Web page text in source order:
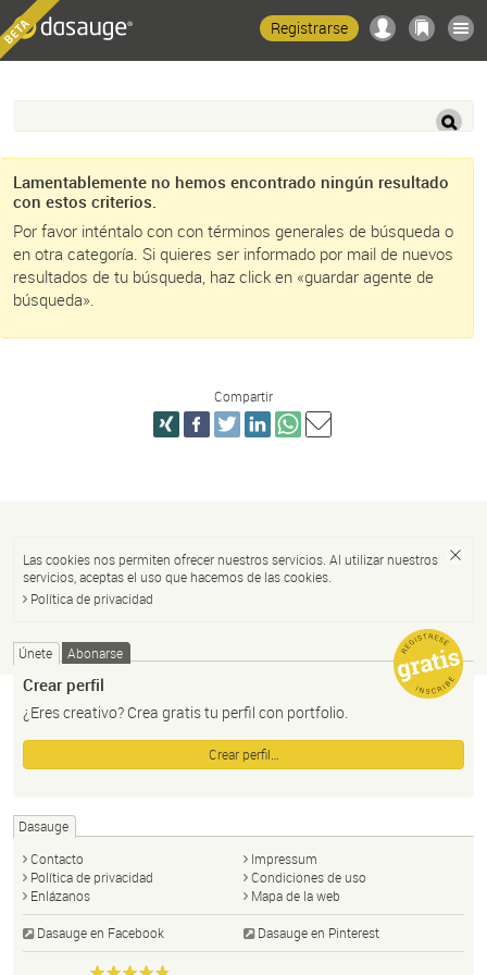
Registrarse
Lamentablemente no hemos encontrado ningún resultado
con estos criterios.
Por favor inténtalo con con términos generales de búsqueda o
en otra categoría. Si quieres ser informado por mail de nuevos
resultados de tu búsqueda, haz click en «guardar agente de
búsqueda».
Compartir
Las cookies nos permiten ofrecer nuestros servicios. Al utilizar nuestros
servicios, aceptas el uso que hacemos de las cookies.
Política de privacidad
Únete Abonarse
Crear perfil
¿Eres creativo? Crea gratis tu perfil con portfolio.
Crear perfil…
Dasauge
Contacto
Impressum
Política de privacidad
Condiciones de uso
Enlázanos
Mapa de la web
Dasauge en Facebook Dasauge en Pinterest